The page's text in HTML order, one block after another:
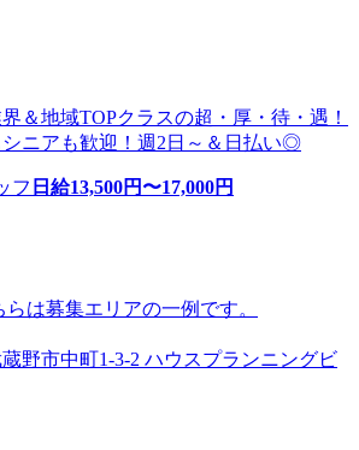
＆地域TOPクラスの超・厚・待・遇！
ニアも歓迎！週2日～＆日払い◎
フ 日給13,500円〜17,000円
は募集エリアの一例です。
野市中町1-3-2 ハウスプランニングビ